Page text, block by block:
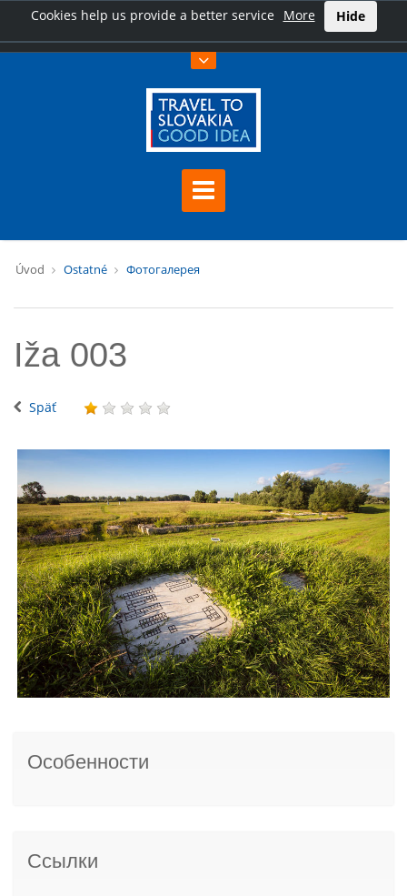
Cookies help us provide a better service More Hide
Úvod Ostatné Фотогалерея
Iža 003
Späť
Особенности
Ссылки